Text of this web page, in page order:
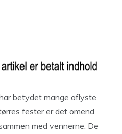
betydet mange aflyste
fester er det omend
med vennerne. De